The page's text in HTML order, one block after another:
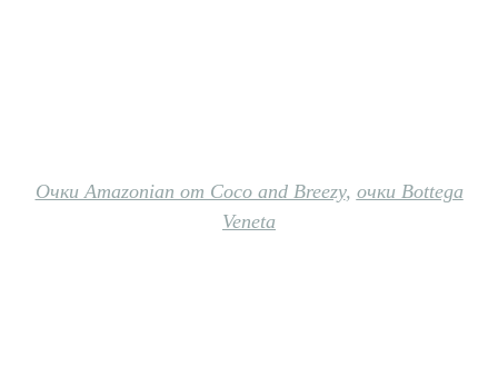
Очки Amazonian от Coco and Breezy, очки Bottega
Veneta